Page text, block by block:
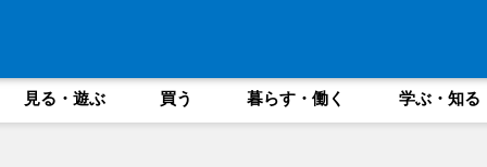
見る・遊ぶ 買う 暮らす・働く 学ぶ・知る